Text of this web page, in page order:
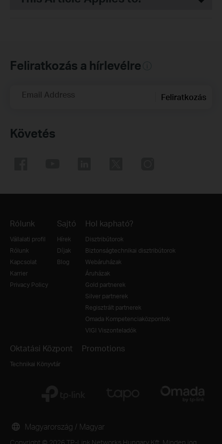
Feliratkozás a hírlevélre
Email Address Feliratkozás
Követés
Rólunk
Vállalati profil
Rólunk
Kapcsolat
Karrier
Privacy Policy
Sajtó
Hírek
Díjak
Blog
Hol kapható?
Disztribútorok
Biztonságtechnikai disztribútorok
Webáruházak
Áruházak
Gold partnerek
Silver partnerek
Regisztrált partnerek
Omada Kompetenciaközpontok
VIGI Viszonteladók
Oktatási Központ
Technikai Könyvtár
Promotions
Copyright © 2026 TP-Link Networks Hungary Kft. Minden jog
Magyarország / Magyar